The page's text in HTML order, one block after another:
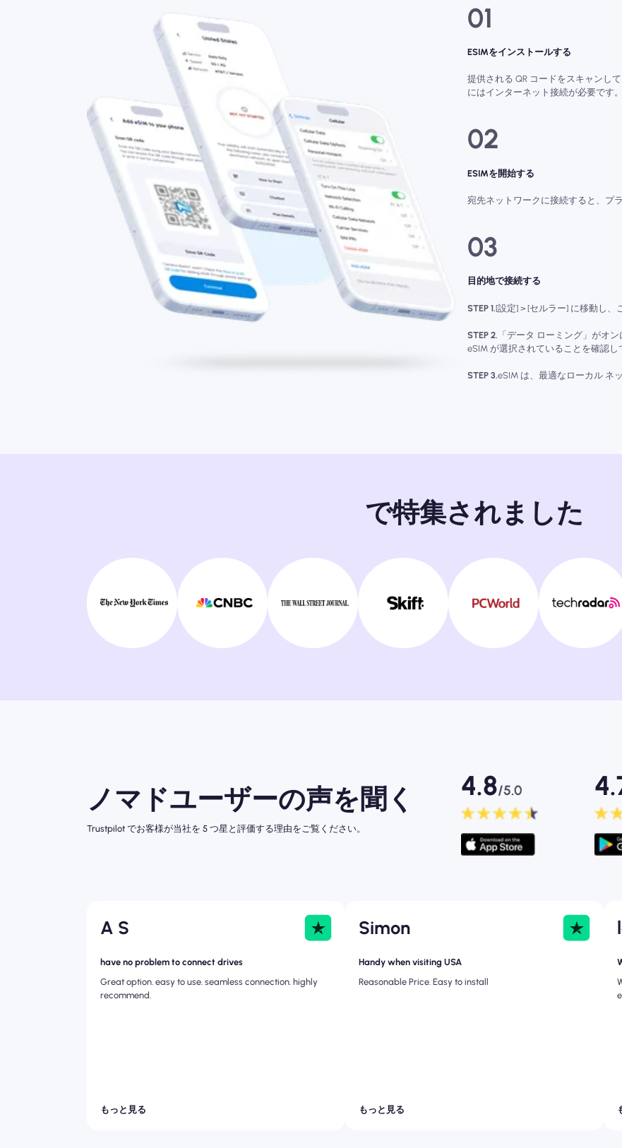
01
ESIMをインストールする
提供される QR コードをスキャンし
にはインターネット接続が必要です
02
ESIMを開始する
宛先ネットワークに接続すると、プ
03
目的地で接続する
STEP 1.[設定] > [セルラー] に移動し、
STEP 2. 「データ ローミング」がオ
eSIM が選択されていることを確認し
STEP 3.eSIM は、最適なローカル ネ
で特集されました
ノマドユーザーの声を聞く
Trustpilot でお客様が当社を 5 つ星と評価する理由をご覧ください。
4.8/5.0
A S
have no problem to connect drives
Great option. easy to use. seamless connection. highly
recommend.
もっと見る
Simon
Handy when visiting USA
Reasonable Price. Easy to install
もっと見る